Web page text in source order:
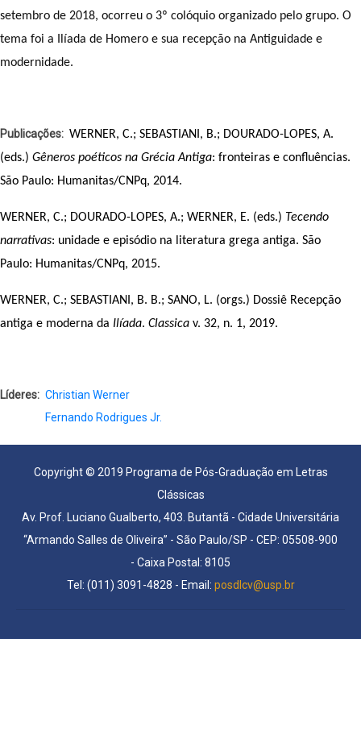
setembro de 2018, ocorreu o 3º colóquio organizado pelo grupo. O
tema foi a Ilíada de Homero e sua recepção na Antiguidade e
modernidade.
Publicações
WERNER, C.; SEBASTIANI, B.; DOURADO-LOPES, A.
(eds.) Gêneros poéticos na Grécia Antiga: fronteiras e confluências.
São Paulo: Humanitas/CNPq, 2014.
WERNER, C.; DOURADO-LOPES, A.; WERNER, E. (eds.) Tecendo
narrativas: unidade e episódio na literatura grega antiga. São
Paulo: Humanitas/CNPq, 2015.
WERNER, C.; SEBASTIANI, B. B.; SANO, L. (orgs.) Dossiê Recepção
antiga e moderna da Ilíada. Classica v. 32, n. 1, 2019.
Líderes
Christian Werner
Fernando Rodrigues Jr.
Copyright © 2019 Programa de Pós-Graduação em Letras
Clássicas
Av. Prof. Luciano Gualberto, 403. Butantã - Cidade Universitária
“Armando Salles de Oliveira” - São Paulo/SP - CEP: 05508-900
- Caixa Postal: 8105
Tel: (011) 3091-4828 - Email: posdlcv@usp.br